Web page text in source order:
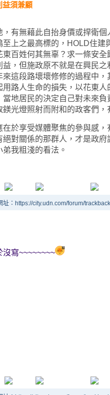
益須兼顧
，有無藉此自抬身價或捍衛
至上之最高標的，HOLD住建
東百姓何其無辜？求一條安
益，但施政原不就是在興民
這段路壞壞修修的過程中，
用路人生命的損失，以花東
當地居民的決定自己對未來
光燈照射而附和的政客們，
在於享受媒體聚焦的參與感
絕對關係的那群人，才是政
我粗淺的看法。
址：https://city.udn.com/forum/
寫~~~~~~~~